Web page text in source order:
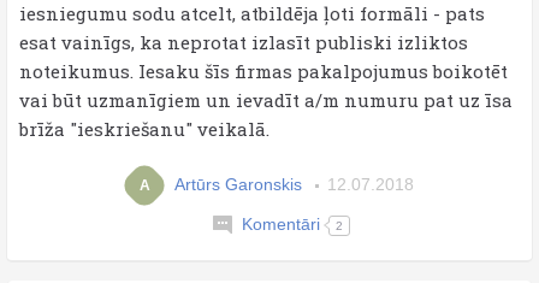
iesniegumu sodu atcelt, atbildēja ļoti formāli - pats
esat vainīgs, ka neprotat izlasīt publiski izliktos
noteikumus. Iesaku šīs firmas pakalpojumus boikotēt
vai būt uzmanīgiem un ievadīt a/m numuru pat uz īsa
brīža "ieskriešanu" veikalā.
A Artūrs Garonskis 12.07.2018
Komentāri 2